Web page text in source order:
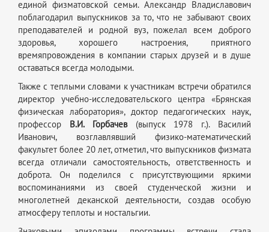
единой физматовской семьи. Александр Владиславович
поблагодарил выпускников за то, что не забывают своих
преподавателей и родной вуз, пожелал всем доброго
здоровья, хорошего настроения, приятного
времяпровождения в компании старых друзей и в душе
оставаться всегда молодыми.
Также с теплыми словами к участникам встречи обратился
директор учебно-исследовательского центра «Брянская
физическая лаборатория», доктор педагогических наук,
профессор В.И. Горбачев(выпуск 1978 г.). Василий
Иванович, возглавлявший физико-математический
факультет более 20 лет, отметил, что выпускников физмата
всегда отличали самостоятельность, ответственность и
доброта. Он поделился с присутствующими яркими
воспоминаниями из своей студенческой жизни и
многолетней деканской деятельности, создав особую
атмосферу теплоты и ностальгии.